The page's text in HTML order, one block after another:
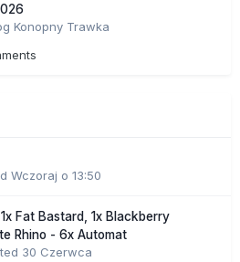
Konopny Trawka
Wczoraj o 13:50
Fat Bastard, 1x Blackberry
Rhino - 6x Automat
30 Czerwca